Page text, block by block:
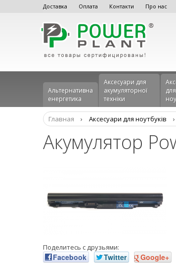
Доставка Оплата Контакти Про нас
Альтернативна
енергетика
Аксесуари для
акумуляторної
техніки
для
Главная › Аксесуари для ноутбуків ›
Акумулятор
Поделитесь с друзьями:
Facebook Twitter Google+